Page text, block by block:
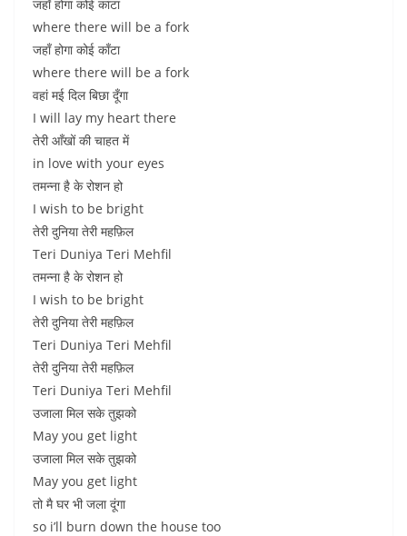
जहाँ होगा कोई कांटा
where there will be a fork
जहाँ होगा कोई काँटा
where there will be a fork
वहां मई दिल बिछा दूँगा
I will lay my heart there
तेरी आँखों की चाहत में
in love with your eyes
तमन्ना है के रोशन हो
I wish to be bright
तेरी दुनिया तेरी महफ़िल
Teri Duniya Teri Mehfil
तमन्ना है के रोशन हो
I wish to be bright
तेरी दुनिया तेरी महफ़िल
Teri Duniya Teri Mehfil
तेरी दुनिया तेरी महफ़िल
Teri Duniya Teri Mehfil
उजाला मिल सके तुझको
May you get light
उजाला मिल सके तुझको
May you get light
तो मै घर भी जला दूंगा
so i’ll burn down the house too